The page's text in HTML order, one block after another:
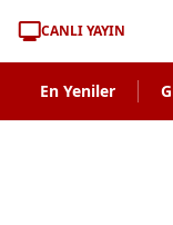
CANLI YAYIN
En Yeniler